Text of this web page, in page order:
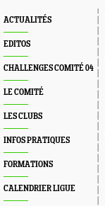
ACTUALITÉS
EDITOS
CHALLENGES COMITÉ 04
LE COMITÉ
LES CLUBS
INFOS PRATIQUES
FORMATIONS
CALENDRIER LIGUE